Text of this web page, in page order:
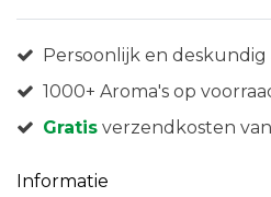
Persoonlijk en deskundig
1000+ Aroma's op
Gratis verzendkosten
Informatie